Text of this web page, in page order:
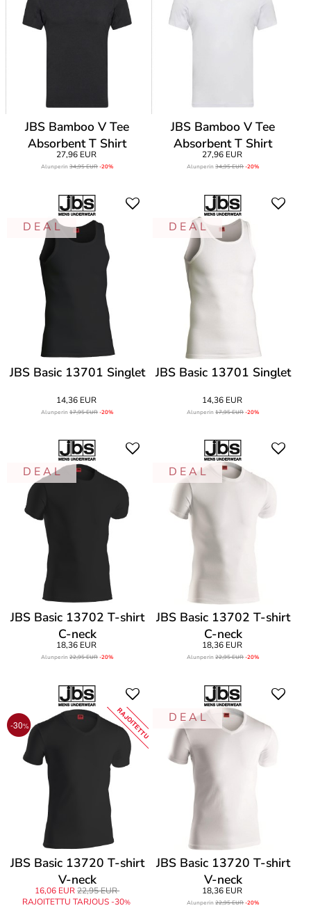
JBS Bamboo V Tee
Absorbent T Shirt
27,96 EUR
Alunperin34,95 EUR-20%
JBS Bamboo V Tee
Absorbent T Shirt
27,96 EUR
Alunperin34,95 EUR-20%
D E A L
JBS Basic 13701 Singlet
14,36 EUR
Alunperin17,95 EUR-20%
D E A L
JBS Basic 13701 Singlet
14,36 EUR
Alunperin17,95 EUR-20%
D E A L
JBS Basic 13702 T-shirt
C-neck
18,36 EUR
Alunperin22,95 EUR-20%
D E A L
JBS Basic 13702 T-shirt
C-neck
18,36 EUR
Alunperin22,95 EUR-20%
-30% RAJOITETTU
JBS Basic 13720 T-shirt
V-neck
16,06 EUR22,95 EUR
RAJOITETTU TARJOUS -30%
D E A L
JBS Basic 13720 T-shirt
V-neck
18,36 EUR
Alunperin22,95 EUR-20%